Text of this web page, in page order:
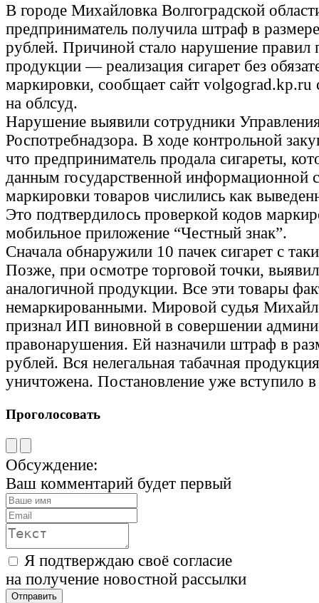
В городе Михайловка Волгоградской
предприниматель получила штраф в
рублей. Причиной стало нарушение правил
продукции — реализация сигарет без
маркировки, сообщает сайт volgograd.kp.ru
на облсуд.
Нарушение выявили сотрудники
Роспотребнадзора. В ходе контрольной
что предприниматель продала сигареты,
данным государственной информационной
маркировки товаров числились как
Это подтвердилось проверкой кодов
мобильное приложение “Честный знак”.
Сначала обнаружили 10 пачек сигарет с
Позже, при осмотре торговой точки,
аналогичной продукции. Все эти товары
немаркированными. Мировой судья
признал ИП виновной в совершении
правонарушения. Ей назначили штраф в
рублей. Вся нелегальная табачная
уничтожена. Постановление уже вступило
Проголосовать
Обсуждение:
Ваш комментарий будет первый
Я подтверждаю своё согласие
на получение новостной рассылки